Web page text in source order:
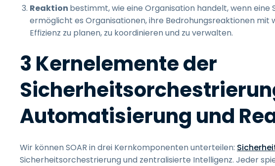
Reaktion bestimmt, wie eine Organisation handelt, wenn eine
ermöglicht es Organisationen, ihre Bedrohungsreaktionen
Effizienz zu planen, zu koordinieren und zu verwalten.
3 Kernelemente der
Automatisierung und
Wir können SOAR in drei Kernkomponenten unterteilen:
Sicherheitsorchestrierung und zentralisierte Intelligenz. Jeder